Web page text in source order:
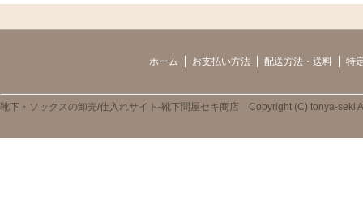
ホーム お支払い方法 配送方法・送料 特
靴下・ソックスの卸売/仕入れサイト-靴下問屋セキ商店 Copyright (C) tonya-seki